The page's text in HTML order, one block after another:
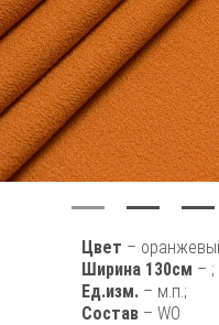
Цвет –
Ширина 130см – ;
Ед.изм. – м.п.;
Состав – WO